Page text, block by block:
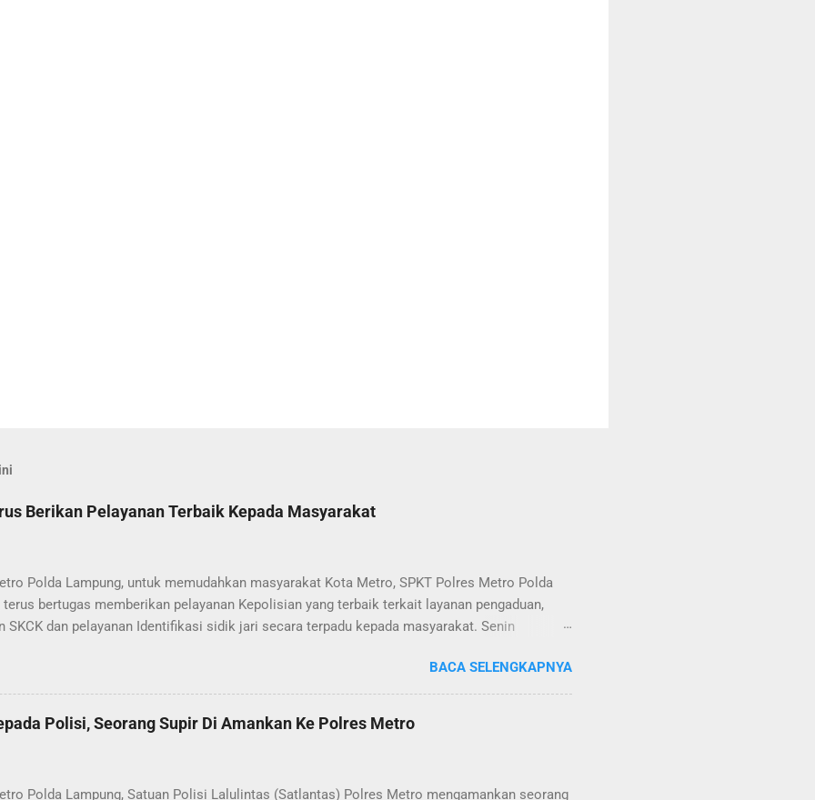
Berikan Pelayanan Terbaik Kepada Masyarakat
Polda Lampung, untuk memudahkan masyarakat Kota Metro, SPKT Polres Metro Polda
terus bertugas memberikan pelayanan Kepolisian yang terbaik terkait layanan pengaduan,
SKCK dan pelayanan Identifikasi sidik jari secara terpadu kepada masyarakat. Senin
telah berusaha memberikan pelayanan terbaik kepada masyarakat. Kapolres Metro AKBP
Nugroho S.IK, M.IK mengatakan “SPKT Polres Metro akan terus berusaha memberikan
yang terbaik kepada masyarakat yang membutuhkan pelayanan kepolisian, baik informasi
pelayanan lainnya.” “SPKT adalah pusat jaringan dari sistem fungsi Kepolisian, ketika telah
BACA SELENGKAPNYA
Polisi, Seorang Supir Di Amankan Ke Polres Metro
Polda Lampung, Satuan Polisi Lalulintas (Satlantas) Polres Metro mengamankan seorang